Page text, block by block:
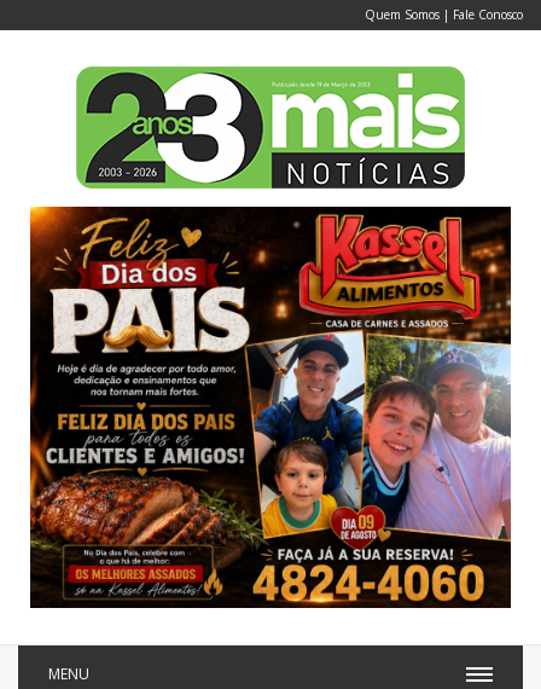
Quem Somos | Fale Conosco
MENU